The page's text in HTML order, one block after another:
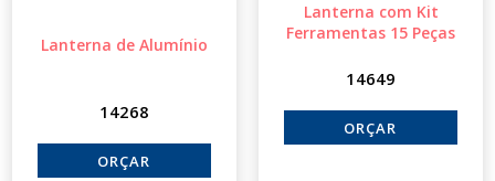
Lanterna de Alumínio
14268
Lanterna com Kit
Ferramentas 15 Peças
14649